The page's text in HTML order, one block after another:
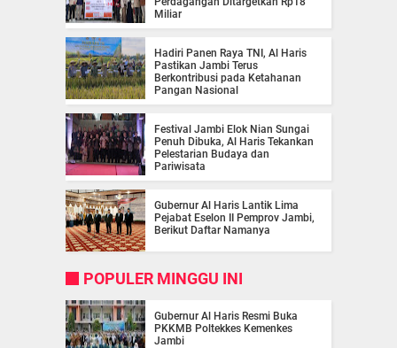
Miliar
Hadiri Panen Raya TNI, Al Haris
Pastikan Jambi Terus
Berkontribusi pada Ketahanan
Pangan Nasional
Festival Jambi Elok Nian Sungai
Penuh Dibuka, Al Haris Tekankan
Pelestarian Budaya dan
Pariwisata
Gubernur Al Haris Lantik Lima
Pejabat Eselon II Pemprov Jambi,
Berikut Daftar Namanya
POPULER MINGGU INI
Gubernur Al Haris Resmi Buka
PKKMB Poltekkes Kemenkes
Jambi